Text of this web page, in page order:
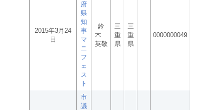
2015年3月24
日
府
県
知
事
マ
ニ
フ
ェ
ス
ト
鈴
木
英敬
三
重
県
三
重
県
0000000049
市
議